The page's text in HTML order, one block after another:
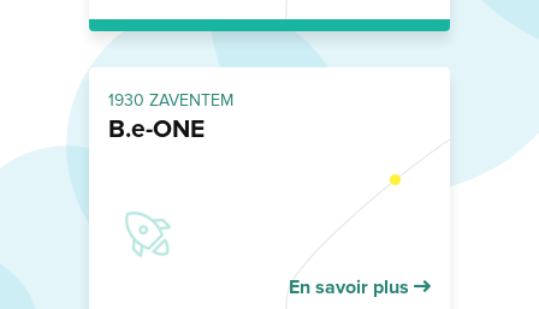
1930 ZAVENTEM
B.e-ONE
En savoir plus